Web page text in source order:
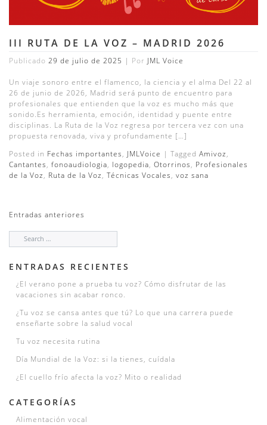
III RUTA DE LA VOZ – MADRID 2026
Publicado 29 de julio de 2025 | Por JML Voice
Un viaje sonoro entre el flamenco, la ciencia y el alma Del 22 al
26 de junio de 2026, Madrid será punto de encuentro para
profesionales que entienden que la voz es mucho más que
sonido.Es herramienta, emoción, identidad y puente entre
disciplinas. La Ruta de la Voz regresa por tercera vez con una
propuesta renovada, viva y profundamente […]
Posted in Fechas importantes, JMLVoice | Tagged Amivoz,
Cantantes, fonoaudiologia, logopedia, Otorrinos, Profesionales
de la Voz, Ruta de la Voz, Técnicas Vocales, voz sana
NAVEGACIÓN
DE
ENTRADAS
Entradas anteriores
ENTRADAS RECIENTES
¿El verano pone a prueba tu voz? Cómo disfrutar de las
vacaciones sin acabar ronco.
¿Tu voz se cansa antes que tú? Lo que una carrera puede
enseñarte sobre la salud vocal
Tu voz necesita rutina
Día Mundial de la Voz: si la tienes, cuídala
¿El cuello frío afecta la voz? Mito o realidad
CATEGORÍAS
Alimentación vocal